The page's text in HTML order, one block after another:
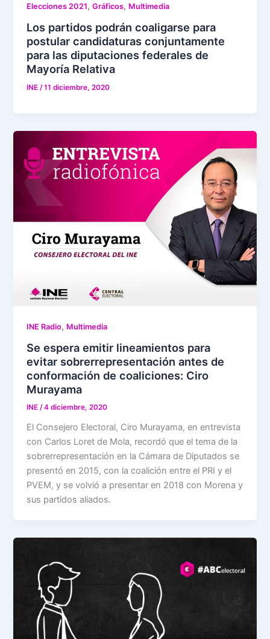
Elecciones 2021,Gráficos, Multimedia
Los partidos podrán coaligarse para
postular candidaturas conjuntamente
para las diputaciones federales de
Mayoría Relativa
INE/11 diciembre, 2020
INE Radio, Multimedia
Se espera emitir lineamientos para
evitar sobrerrepresentación antes de
conformación de coaliciones: Ciro
Murayama
INE/4 diciembre, 2020
El Consejero Electoral, Ciro Murayama, en entrevista
con Carlos Loret de Mola, recordó que el tema de la
sobrerrepresentación en la Cámara de Diputados se
presentó en 2015, con la coalición entre el PRI y el
PVEM, y se volvió a presentar en 2018 con Morena y
sus partidos aliados.